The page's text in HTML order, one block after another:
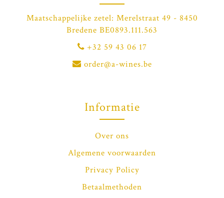
Maatschappelijke zetel: Merelstraat 49 - 8450
Bredene BE0893.111.563
+32 59 43 06 17
order@a-wines.be
Informatie
Over ons
Algemene voorwaarden
Privacy Policy
Betaalmethoden